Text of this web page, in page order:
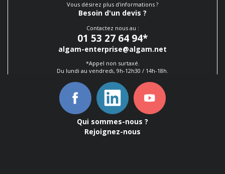
Vous désirez plus d'informations ?
Besoin d'un devis ?
Contactez nous au :
01 53 27 64 94*
algam-enterprise@algam.net
*Appel non surtaxé.
Du lundi au vendredi, 9h-12h30 / 14h-18h.
Qui sommes-nous ?
Rejoignez-nous